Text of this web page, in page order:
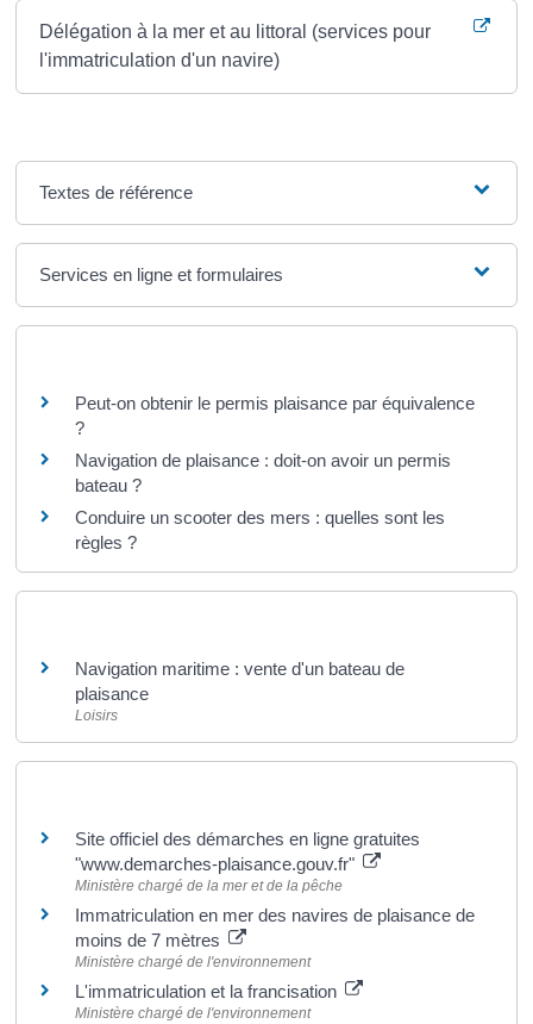
Délégation à la mer et au littoral (services pour
l'immatriculation d'un navire)
Textes de référence
Services en ligne et formulaires
Peut-on obtenir le permis plaisance par équivalence
?
Navigation de plaisance : doit-on avoir un permis
bateau ?
Conduire un scooter des mers : quelles sont les
règles ?
Navigation maritime : vente d'un bateau de
plaisance
Loisirs
Site officiel des démarches en ligne gratuites
"www.demarches-plaisance.gouv.fr"
Ministère chargé de la mer et de la pêche
Immatriculation en mer des navires de plaisance de
moins de 7 mètres
Ministère chargé de l'environnement
L'immatriculation et la francisation
Ministère chargé de l'environnement